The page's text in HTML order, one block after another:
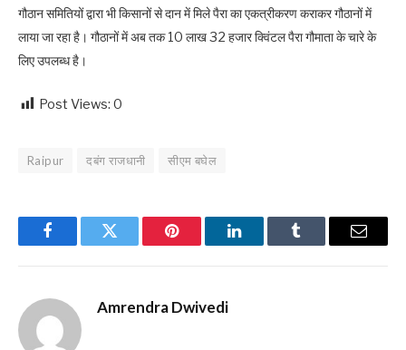
गौठान समितियों द्वारा भी किसानों से दान में मिले पैरा का एकत्रीकरण कराकर गौठानों में
लाया जा रहा है। गौठानों में अब तक 10 लाख 32 हजार क्विंटल पैरा गौमाता के चारे के
लिए उपलब्ध है।
Post Views: 0
Raipur दबंग राजधानी सीएम बघेल
FacebookTwitter Pinterest LinkedInTumblr Email
Amrendra Dwivedi